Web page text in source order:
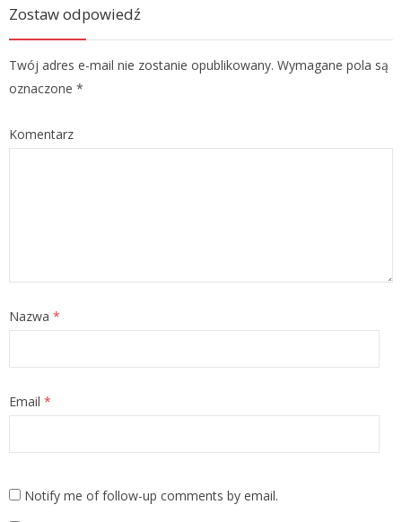
Zostaw odpowiedź
Twój adres e-mail nie zostanie opublikowany. Wymagane pola są
oznaczone *
Komentarz
Nazwa *
Email *
Notify me of follow-up comments by email.